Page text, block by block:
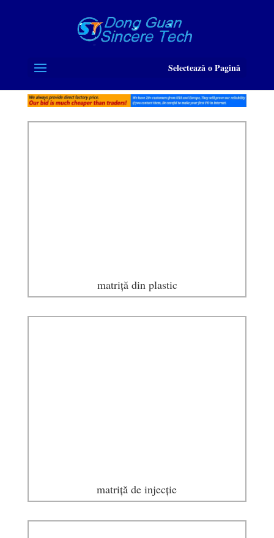
Selectează o Pagină
matriță din plastic
matriță de injecție